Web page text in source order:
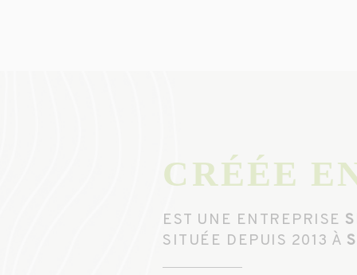
CRÉÉE
EST UNE ENTREPRISE
SITUÉE DEPUIS 2013 À